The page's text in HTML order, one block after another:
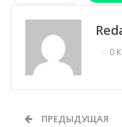
0
ПРЕДЫДУЩАЯ